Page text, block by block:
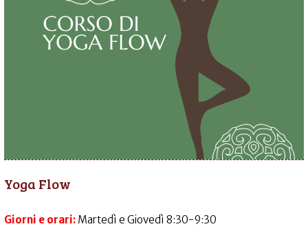
Yoga Flow
Giorni e orari: Martedì e Giovedì 8:30-9:30